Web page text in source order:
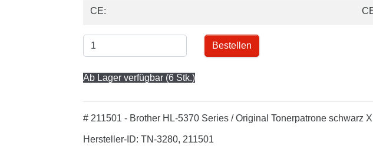
CE:
Bestellen
Ab Lager verfügbar (6 Stk.)
# 211501 - Brother HL-5370 Series / Original Tonerpatrone schwarz
Hersteller-ID: TN-3280, 211501